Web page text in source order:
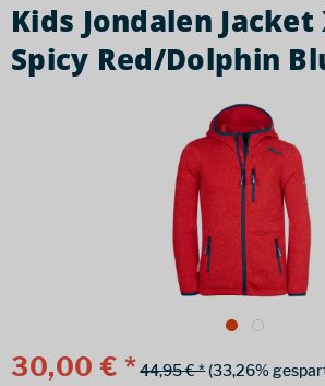
Kids Jondalen Jacket
Spicy Red/Dolphin
30,00 € * 44,95 € *(33,26%